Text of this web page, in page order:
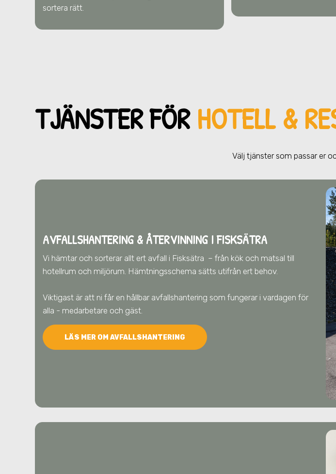
sortera rätt.
TJÄNSTER FÖRHOTELL &
Välj tjänster som passar er
AVFALLSHANTERING & ÅTERVINNING I FISKSÄTRA
Vi hämtar och sorterar allt ert avfall i Fisksätra – från kök och matsal till
hotellrum och miljörum. Hämtningsschema sätts utifrån ert behov.
Viktigast är att ni får en hållbar avfallshantering som fungerar i vardagen för
alla - medarbetare och gäst.
LÄS MER OM AVFALLSHANTERING